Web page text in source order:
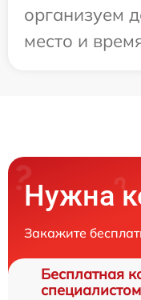
организуем
место и
Нужна
Закажите
Бесплатная
специалистом